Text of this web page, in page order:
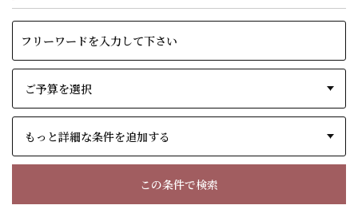
もっと詳細な条件を追加する
この条件で検索